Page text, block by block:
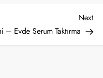
Next
Post
Next
– Evde Serum Taktırma